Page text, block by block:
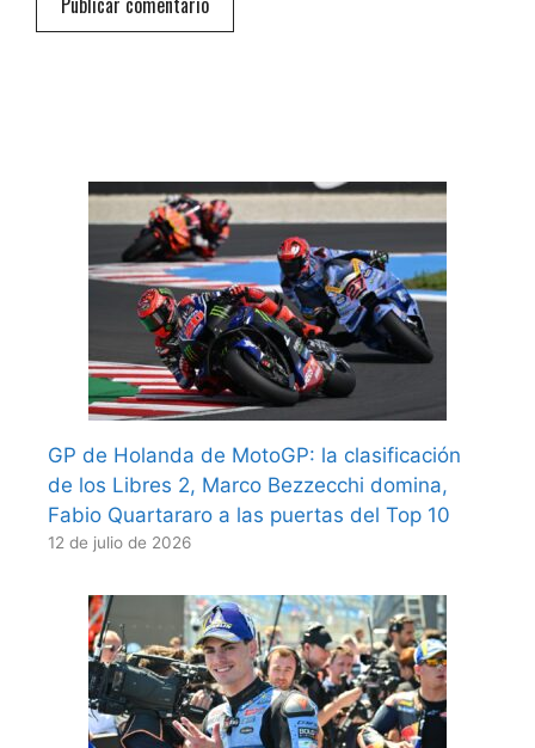
GP de Holanda de MotoGP: la clasificación
de los Libres 2, Marco Bezzecchi domina,
Fabio Quartararo a las puertas del Top 10
12 de julio de 2026